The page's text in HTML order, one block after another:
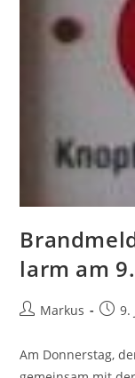
larm am
Markus 9.
Am Donnerstag,